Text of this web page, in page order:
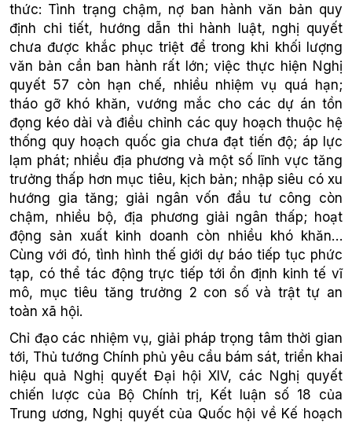
thức: Tình trạng chậm, nợ ban hành văn bản quy
định chi tiết, hướng dẫn thi hành luật, nghị quyết
chưa được khắc phục triệt để trong khi khối lượng
văn bản cần ban hành rất lớn; việc thực hiện Nghị
quyết 57 còn hạn chế, nhiều nhiệm vụ quá hạn;
tháo gỡ khó khăn, vướng mắc cho các dự án tồn
đọng kéo dài và điều chỉnh các quy hoạch thuộc hệ
thống quy hoạch quốc gia chưa đạt tiến độ; áp lực
lạm phát; nhiều địa phương và một số lĩnh vực tăng
trưởng thấp hơn mục tiêu, kịch bản; nhập siêu có xu
hướng gia tăng; giải ngân vốn đầu tư công còn
chậm, nhiều bộ, địa phương giải ngân thấp; hoạt
động sản xuất kinh doanh còn nhiều khó khăn…
Cùng với đó, tình hình thế giới dự báo tiếp tục phức
tạp, có thể tác động trực tiếp tới ổn định kinh tế vĩ
mô, mục tiêu tăng trưởng 2 con số và trật tự an
toàn xã hội.
Chỉ đạo các nhiệm vụ, giải pháp trọng tâm thời gian
tới, Thủ tướng Chính phủ yêu cầu bám sát, triển khai
hiệu quả Nghị quyết Đại hội XIV, các Nghị quyết
chiến lược của Bộ Chính trị, Kết luận số 18 của
Trung ương, Nghị quyết của Quốc hội về Kế hoạch